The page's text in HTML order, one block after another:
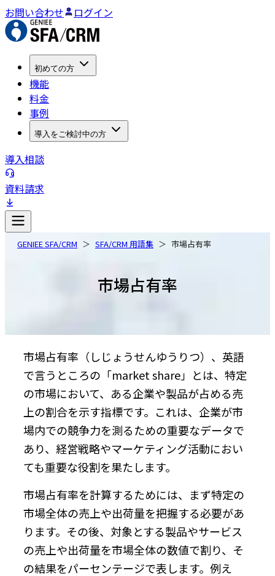
お問い合わせ ログイン
初めての方
機能
料金
事例
導入をご検討中の方
導入相談
資料請求
GENIEE SFA/CRM SFA/CRM 用語集 市場占有率
市場占有率
市場占有率（しじょうせんゆうりつ）、英語
で言うところの「market share」とは、特定
の市場において、ある企業や製品が占める売
上の割合を示す指標です。これは、企業が市
場内での競争力を測るための重要なデータで
あり、経営戦略やマーケティング活動におい
ても重要な役割を果たします。
市場占有率を計算するためには、まず特定の
市場全体の売上や出荷量を把握する必要があ
ります。その後、対象とする製品やサービス
の売上や出荷量を市場全体の数値で割り、そ
の結果をパーセンテージで表します。例え